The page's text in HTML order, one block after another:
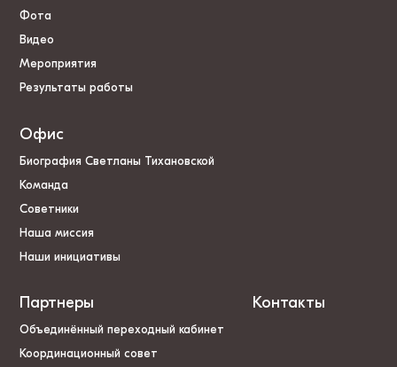
Фота
Видео
Мероприятия
Результаты работы
Офис
Биография Светланы Тихановской
Команда
Советники
Наша миссия
Наши инициативы
Партнеры
Объединённый переходный кабинет
Координационный совет
Контакты